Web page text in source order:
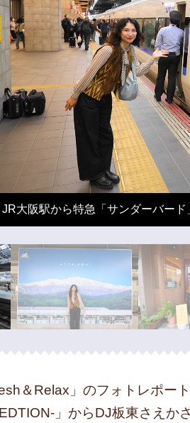
JR大阪駅から特急「サンダーバー
＆Relax」のフォトレポー
」からDJ板東さえか